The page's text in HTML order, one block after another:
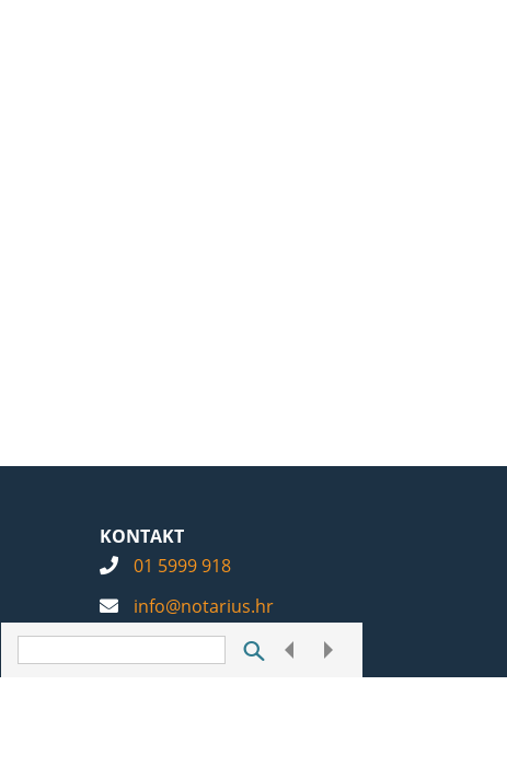
KONTAKT
01 5999 918
info@notarius.hr